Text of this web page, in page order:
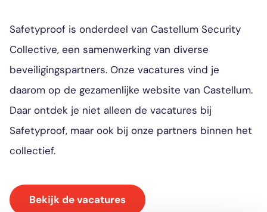
Safetyproof is onderdeel van Castellum Security
Collective, een samenwerking van diverse
beveiligingspartners. Onze vacatures vind je
daarom op de gezamenlijke website van Castellum.
Daar ontdek je niet alleen de vacatures bij
Safetyproof, maar ook bij onze partners binnen het
collectief.
Bekijk de vacatures